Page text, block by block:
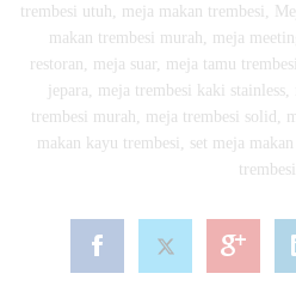
trembesi utuh
meja makan trembesi
makan trembesi murah
meja
restoran
meja suar meja tamu trembesi
jepara
meja trembesi kaki stainless
trembesi murah
meja trembesi solid
makan kayu trembesi
set meja
trembesi